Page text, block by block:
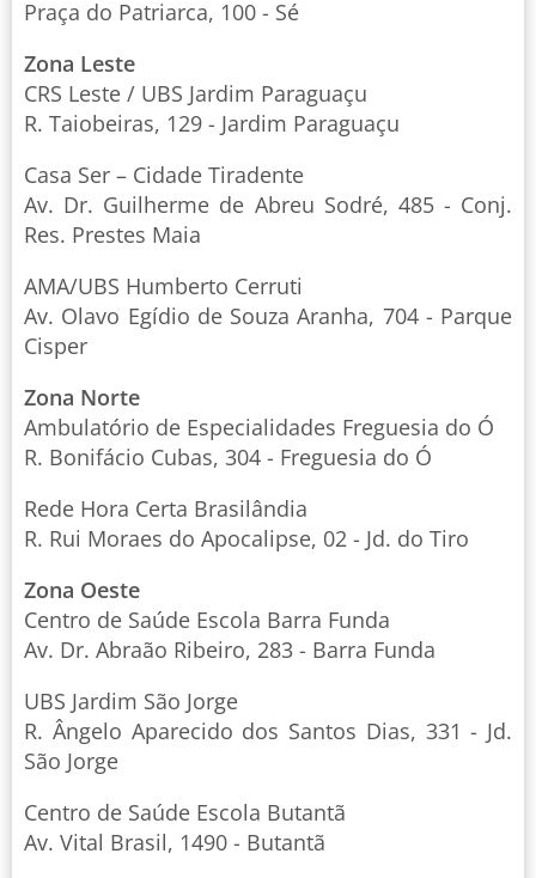
Praça do Patriarca, 100 - Sé
Zona Leste
CRS Leste / UBS Jardim Paraguaçu
R. Taiobeiras, 129 - Jardim Paraguaçu
Casa Ser – Cidade Tiradente
Av. Dr. Guilherme de Abreu Sodré, 485 - Conj.
Res. Prestes Maia
AMA/UBS Humberto Cerruti
Av. Olavo Egídio de Souza Aranha, 704 - Parque
Cisper
Zona Norte
Ambulatório de Especialidades Freguesia do Ó
R. Bonifácio Cubas, 304 - Freguesia do Ó
Rede Hora Certa Brasilândia
R. Rui Moraes do Apocalipse, 02 - Jd. do Tiro
Zona Oeste
Centro de Saúde Escola Barra Funda
Av. Dr. Abraão Ribeiro, 283 - Barra Funda
UBS Jardim São Jorge
R. Ângelo Aparecido dos Santos Dias, 331 - Jd.
São Jorge
Centro de Saúde Escola Butantã
Av. Vital Brasil, 1490 - Butantã